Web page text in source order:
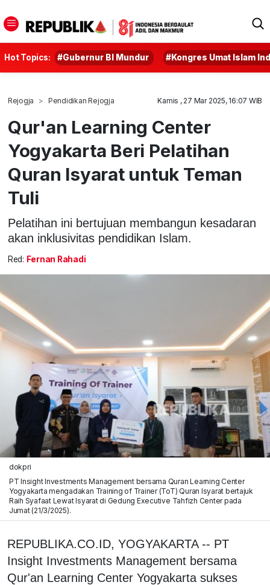
Hot Topics: #Gubernur BI Mundur #Kongres Umat Islam
Rejogja Pendidikan Rejogja Kamis , 27 Mar 2025, 16:07 WIB
Qur'an Learning Center
Yogyakarta Beri Pelatihan
Quran Isyarat untuk Teman
Tuli
Pelatihan ini bertujuan membangun kesadaran
akan inklusivitas pendidikan Islam.
Red: Fernan Rahadi
dokpri
PT Insight Investments Management bersama Quran Learning Center
Yogyakarta mengadakan Training of Trainer (ToT) Quran Isyarat bertajuk
Raih Syafaat Lewat Isyarat di Gedung Executive Tahfizh Center pada
Jumat (21/3/2025).
REPUBLIKA.CO.ID, YOGYAKARTA -- PT
Insight Investments Management bersama
Qur'an Learning Center Yogyakarta sukses